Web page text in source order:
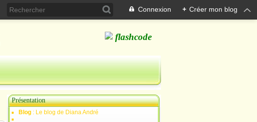
Connexion + Créer mon blog
Présentation
Blog : Le blog de Diana André